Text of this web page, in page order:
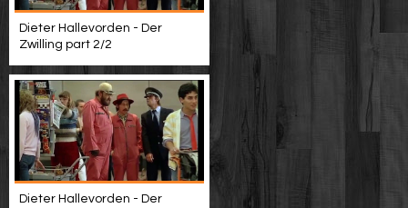
Dieter Hallevorden - Der
Zwilling part 2/2
Dieter Hallevorden - Der